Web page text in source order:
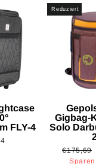
FLY-4
Reduziert
Gigbag-
Solo
Normaler
Preis
€175,69